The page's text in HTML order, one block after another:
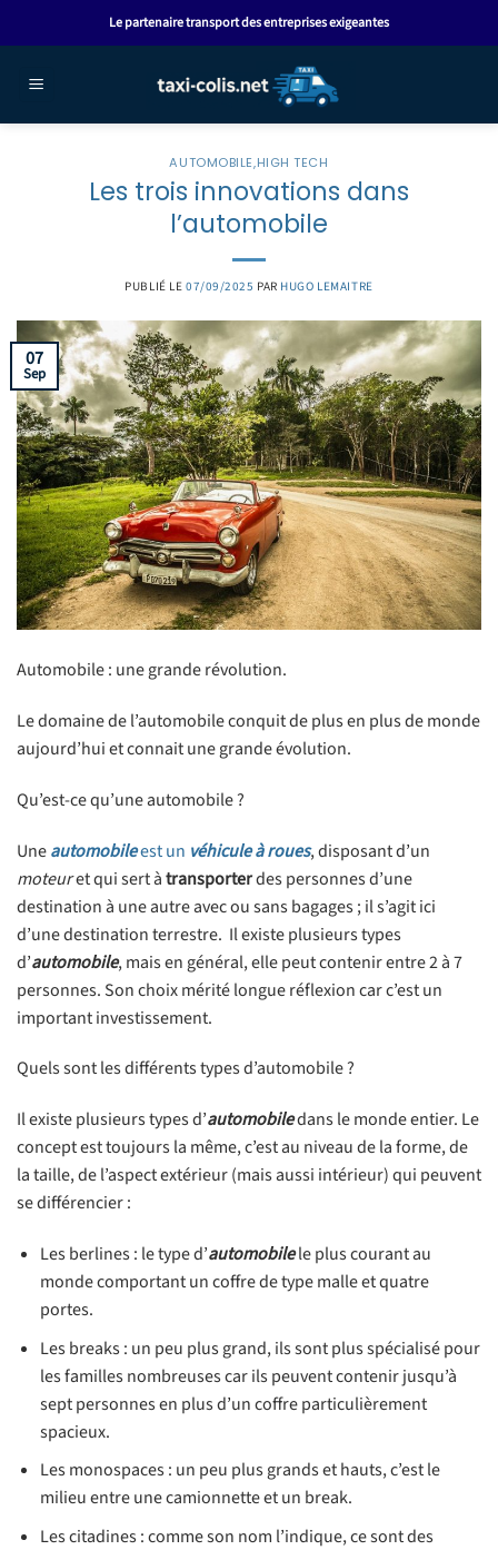
au
Le partenaire transport des entreprises exigeantes
AUTOMOBILE,HIGH TECH
Les trois innovations dans
l’automobile
PUBLIÉ LE 07/09/2025 PAR HUGO LEMAITRE
07
Sep
Automobile : une grande révolution.
Le domaine de l’automobile conquit de plus en plus de monde
aujourd’hui et connait une grande évolution.
Qu’est-ce qu’une automobile ?
Uneautomobileest un véhicule à roues, disposant d’un
moteuret qui sert àtransporterdes personnes d’une
destination à une autre avec ou sans bagages ; il s’agit ici
d’une destination terrestre. Il existe plusieurs types
d’automobile, mais en général, elle peut contenir entre 2 à 7
personnes. Son choix mérité longue réflexion car c’est un
important investissement.
Quels sont les différents types d’automobile ?
Il existe plusieurs types d’automobiledans le monde entier. Le
concept est toujours la même, c’est au niveau de la forme, de
la taille, de l’aspect extérieur (mais aussi intérieur) qui peuvent
se différencier :
Les berlines : le type d’automobilele plus courant au
monde comportant un coffre de type malle et quatre
portes.
Les breaks : un peu plus grand, ils sont plus spécialisé pour
les familles nombreuses car ils peuvent contenir jusqu’à
sept personnes en plus d’un coffre particulièrement
spacieux.
Les monospaces : un peu plus grands et hauts, c’est le
milieu entre une camionnette et un break.
Les citadines : comme son nom l’indique, ce sont des